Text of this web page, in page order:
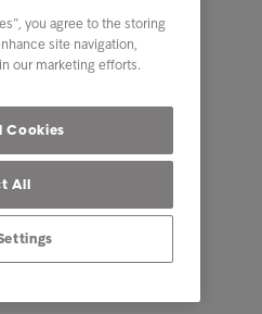
you agree to the storing
site navigation,
our marketing efforts.
Cookies
All